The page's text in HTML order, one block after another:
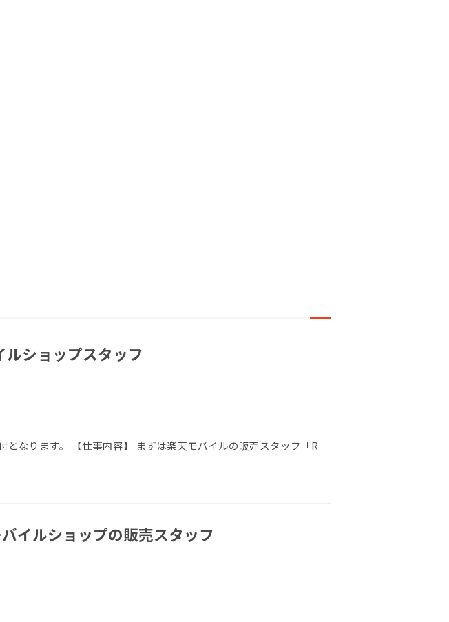
ルショップスタッフ
なります。 【仕事内容】 まずは楽天モバイルの販売スタッフ「R
イルショップの販売スタッフ